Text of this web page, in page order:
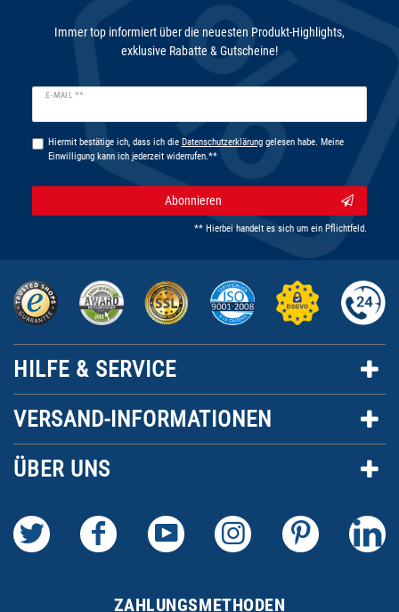
Immer top informiert über die neuesten Produkt-Highlights,
exklusive Rabatte & Gutscheine!
E-MAIL **
Newsletter
Hiermit bestätige ich, dass ich die Daten­schutz­erklärunggelesen habe. Meine
Einwilligung kann ich jederzeit widerrufen.**
Abonnieren
** Hierbei handelt es sich um ein Pflichtfeld.
HILFE & SERVICE
VERSAND-INFORMATIONEN
ÜBER UNS
ZAHLUNGSMETHODEN